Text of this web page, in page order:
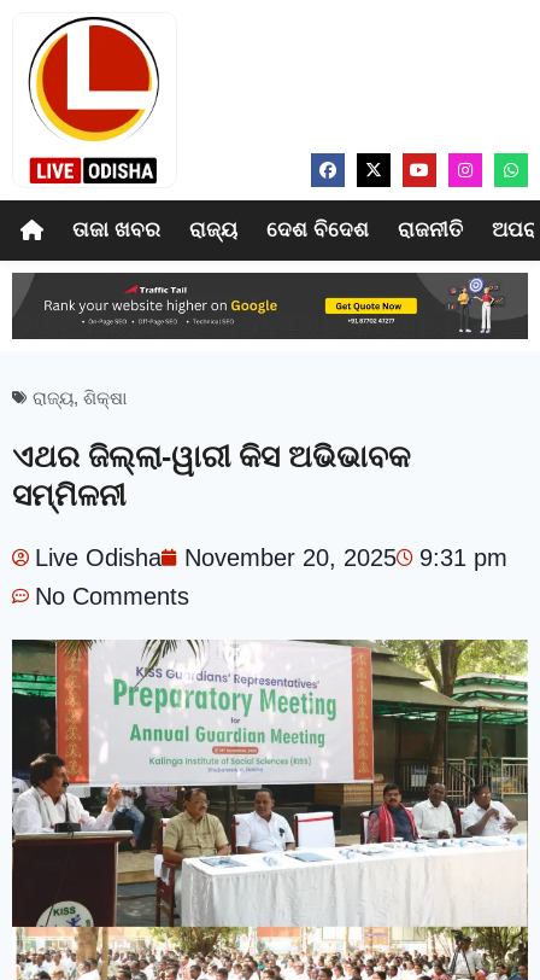
ତାଜା ଖବର ରାଜ୍ୟ ଦେଶ ବିଦେଶ ରାଜନୀତି
ରାଜ୍ୟ, ଶିକ୍ଷା
ଏଥର ଜିଲ୍ଲା-ୱାରୀ କିସ ଅଭିଭାବକ
ସମ୍ମିଳନୀ
Live Odisha November 20, 2025
9:31 pm
No Comments